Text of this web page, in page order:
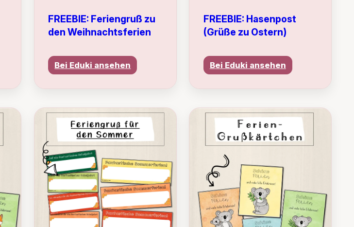
FREEBIE: Feriengruß zu
den Weihnachtsferien
Bei Eduki ansehen
FREEBIE: Hasenpost
(Grüße zu Ostern)
Bei Eduki ansehen